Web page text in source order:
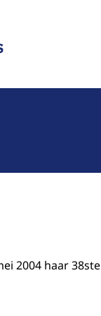
2004 haar 38ste